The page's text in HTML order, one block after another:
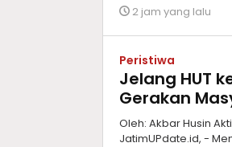
2 jam yang lalu
Peristiwa
Jelang HUT
Gerakan
Oleh: Akbar Husin
JatimUPdate.id, -